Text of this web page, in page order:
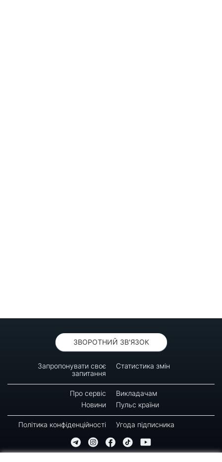
ЗВОРОТНИЙ ЗВ'ЯЗОК
Запропонувати своє
запитання
Статистика змін
Про сервіс
Викладачам
Новини
Пульс країни
Політика конфіденційності Угода підписника